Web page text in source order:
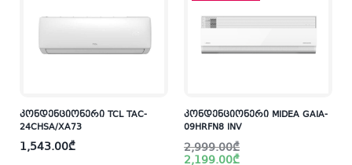
კონდენციონერი TCL TAC-
24CHSA/XA73
1,543.00₾
კონდენციონერი MIDEA GAIA-
09HRFN8 INV
2,999.00₾
Original
price
2,199.00₾
Current
price